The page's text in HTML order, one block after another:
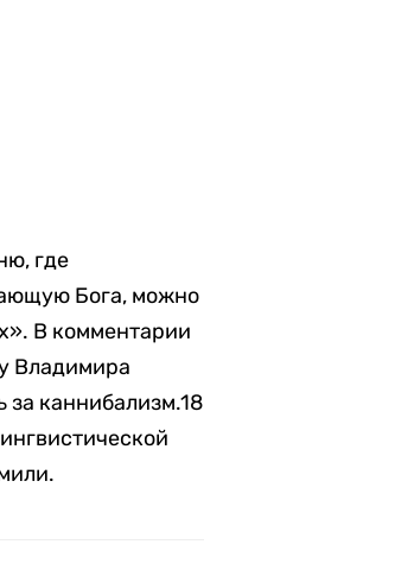
где
Бога, можно
В комментарии
Владимира
каннибализм.18